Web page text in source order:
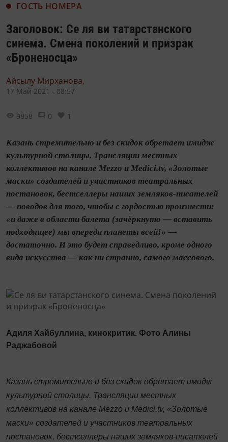
ГОСТЬ НОМЕРА
Заголовок: Се ля ви татарстанского
синема. Смена поколений и призрак
«Броненосца»
Айсылу Мирханова,
17 Май 2021 - 08:57
9858 0 1
Казань стремительно и без скидок обретает имидж
культурной столицы. Трансляции местных
коллективов на канале Mezzo и Medici.tv, «Золотые
маски» создателей и участников театральных
постановок, бестселлеры наших земляков-писателей
— поводов для того, чтобы с гордостью произнести:
«и даже в области балета (зачёркнуто — вставить
подходящее) мы впереди планеты всей!» —
достаточно. И это будет справедливо, кроме одного
вида искусства — как ни странно, самого массового.
Адиля Хайбуллина, кинокритик. Фото Алины
Раджабовой
Казань стремительно и без скидок обретает имидж
культурной столицы. Трансляции местных
коллективов на канале Mezzo и Medici.tv, «Золотые
маски» создателей и участников театральных
постановок, бестселлеры наших земляков-писателей